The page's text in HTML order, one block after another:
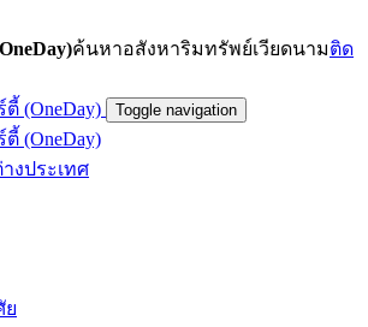
ค้นหาอสังหาริมทรัพย์เวียดนามติด
Toggle navigation
งประเทศ
ย